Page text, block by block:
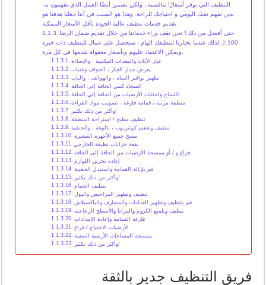
التنظيف التي توفر أسعارًا تنافسية ، ولكن تضمن أيضًا العمل الذي يقومون به.
نحن نفهم تعبك اليومي و احتياجك للراحة. وهذا هو السبب في أننا جعلنا هدفنا هو
تقديم خدمات تنظيف عالية الجودة بأقل الأسعار الممكنة.
حتى أفضل من ذلك؟ نحن نقف وراء خدماتنا من خلال تقديم ضمان الرضا
100 ٪. لذلك عندما تختارنا لتنظيفك الهام ، ستحصل على عمال للتنظيف ذات خبرة
غبار الأثاث والمعدات المكتبية ، والإضاءة
يعرض جدار الغبار ، الحواف وعتبات
تطهير نوافير المياه ، والهواتف ، والباب
السجاد كنس الحافة إلى الحافة
اكتساح واجتثاث الأرضيات من الحافة إلى الحافة
منطقة مرتبة ، قمامة فارغة ، تصويب مواد القراءة
وأكثر من ذلك بكثير!
تنظيف مطبخ / استراحة المنطقة
تنظيف وتعقيم كونترتوب ، بالوعة ، والحنفية
مسح جميع الأجهزة الصغيرة
بقعة خزانات نظيفة الخارجي
فراغ و / أو ممسحة الأرضيات من الحافة إلى الحافة
إعادة تخزين اللوازم
قم بإزالة القمامة واستبدل الحقيبة
وأكثر من ذلك بكثير!
تنظيف الحمام
تنظيف وتطهير المراحيض والبول
قم بتنظيف وتطهير العدادات والمصارف والباكسبلاش
تنظيف وتلميع الكروم والمرايا والأسطح الزجاجية
فارغة القمامة وإعادة الإمدادات
الأرضيات الاجتياح / فراغ
ممسحة المساحات الأرضية الصعبة
وأكثر من ذلك بكثير!
فريق التنظيف جدير بالثقة